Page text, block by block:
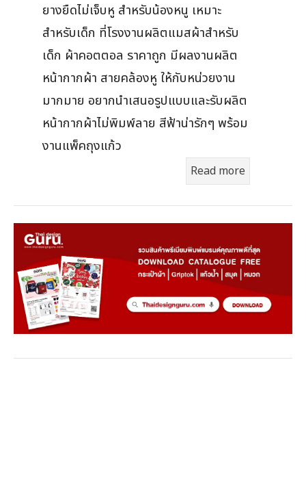
ยางยืดไม่เจ็บหู สำหรับน้องหนู เหมาะ
สำหรับเด็ก ที่โรงงานผลิตแมสผ้าสำหรับ
เด็ก ผ้าคอตตอล ราคาถูก มีผลงานผลิต
หน้ากากผ้า สายคล้องหู ให้กับหน่วยงาน
มากมาย อยากนำเสนอรูปแบบและรับผลิต
หน้ากากผ้าไม่พิมพ์ลาย สีฟ้าน่ารักๆ พร้อม
งานแพ็คถุงแก้ว
Read more